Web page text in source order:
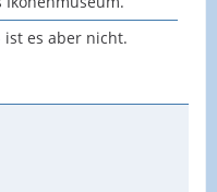
ist es aber nicht.